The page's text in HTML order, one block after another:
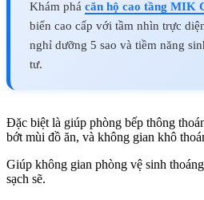
Khám phá căn hộ cao tầng MIK
biển cao cấp với tầm nhìn trực
nghỉ dưỡng 5 sao và tiềm năng
tư.
Đặc biệt là giúp phòng bếp thông
bớt mùi đồ ăn, và không gian khô
Giúp không gian phòng vệ sinh
sạch sẽ.